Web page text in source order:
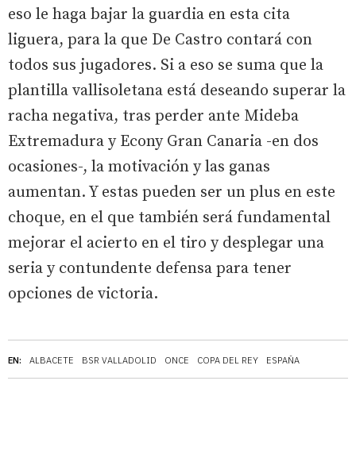
EN: ALBACETE BSR VALLADOLID ONCE COPA DEL REY ESPAÑA
eso le haga bajar la guardia en esta cita
liguera, para la que De Castro contará con
todos sus jugadores. Si a eso se suma que la
plantilla vallisoletana está deseando superar la
racha negativa, tras perder ante Mideba
Extremadura y Econy Gran Canaria -en dos
ocasiones-, la motivación y las ganas
aumentan. Y estas pueden ser un plus en este
choque, en el que también será fundamental
mejorar el acierto en el tiro y desplegar una
seria y contundente defensa para tener
opciones de victoria.